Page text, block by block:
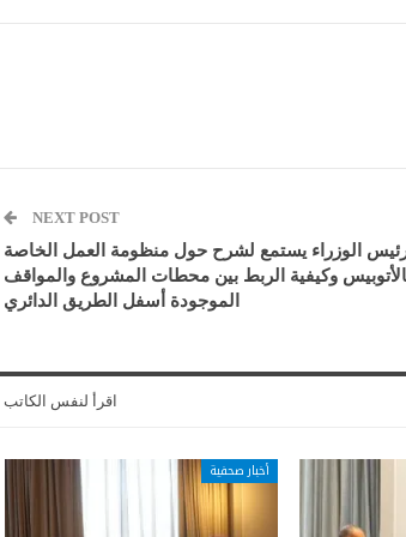
NEXT POST
الوزراء يستمع لشرح حول منظومة العمل الخاصة
وكيفية الربط بين محطات المشروع والمواقف
الموجودة أسفل الطريق الدائري
اقرأ لنفس الكاتب
أخبار صحفية